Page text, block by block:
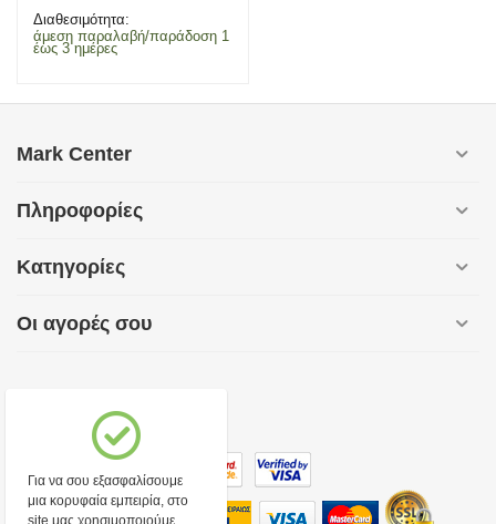
Διαθεσιμότητα:
άμεση παραλαβή/παράδοση 1
έως 3 ημέρες
Mark Center
Πληροφορίες
Κατηγορίες
Οι αγορές σου
Για να σου εξασφαλίσουμε
μια κορυφαία εμπειρία, στο
site μας χρησιμοποιούμε